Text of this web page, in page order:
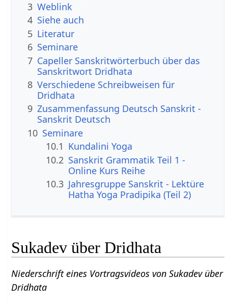
3 Weblink
4 Siehe auch
5 Literatur
6 Seminare
7 Capeller Sanskritwörterbuch über das
Sanskritwort Dridhata
8 Verschiedene Schreibweisen für
Dridhata
9 Zusammenfassung Deutsch Sanskrit -
Sanskrit Deutsch
10 Seminare
10.1 Kundalini Yoga
10.2 Sanskrit Grammatik Teil 1 -
Online Kurs Reihe
10.3 Jahresgruppe Sanskrit - Lektüre
Hatha Yoga Pradipika (Teil 2)
Sukadev über Dridhata
Niederschrift eines Vortragsvideos von Sukadev über
Dridhata